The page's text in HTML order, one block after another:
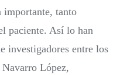
importante, tanto
paciente. Así lo han
investigadores entre los
López,